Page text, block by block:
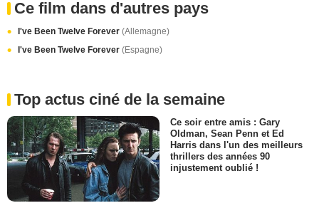
Ce film dans d'autres pays
I've Been Twelve Forever (Allemagne)
I've Been Twelve Forever (Espagne)
Top actus ciné de la semaine
Ce soir entre amis : Gary
Oldman, Sean Penn et Ed
Harris dans l'un des meilleurs
thrillers des années 90
injustement oublié !